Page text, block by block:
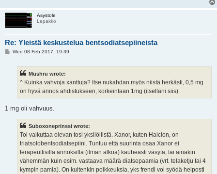
Asystole
Lepakko
Re: Yleistä keskustelua bentsodiatsepiineista
PWed 08 Feb 2017, 19:39
Mushru wrote:
^ Kuinka vahvoja xanttuja? Itse nukahdan myös niistä herkästi, 0,5 mg
on hyvä annos ahdistukseen, korkeintaan 1mg (itselläni siis).
1 mg oli vahvuus.
Suboxoneprinssi wrote:
Toi vaikuttaa olevan tosi yksilöllistä. Xanor, kuten Halcion, on
triatsolobentsodiatsepiini. Tuntuu että suurinta osaa Xanor ei
terapeuttisilla annoksilla (ilman alkoa) kauheasti väsytä, tai ainakin
vähemmän kuin esim. vastaava määrä diatsepaamia (vrt. telaketju tai 4
kympin pamia). On kuitenkin poikkeuksia, yks frendi voi syödä helposti